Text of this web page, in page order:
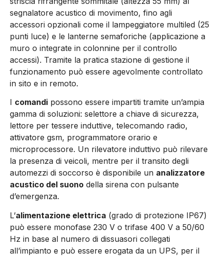
segnalatore acustico di movimento, fino agli
accessori opzionali come il lampeggiatore multiled (25
punti luce) e le lanterne semaforiche (applicazione a
muro o integrate in colonnine per il controllo
accessi). Tramite la pratica stazione di gestione il
funzionamento può essere agevolmente controllato
in sito e in remoto.
I comandi possono essere impartiti tramite un’ampia
gamma di soluzioni: selettore a chiave di sicurezza,
lettore per tessere induttive, telecomando radio,
attivatore gsm, programmatore orario e
microprocessore. Un rilevatore induttivo può rilevare
la presenza di veicoli, mentre per il transito degli
automezzi di soccorso è disponibile un analizzatore
acustico del suono della sirena con pulsante
d’emergenza.
L’alimentazione elettrica (grado di protezione IP67)
può essere monofase 230 V o trifase 400 V a 50/60
Hz in base al numero di dissuasori collegati
all’impianto e può essere erogata da un UPS, per il